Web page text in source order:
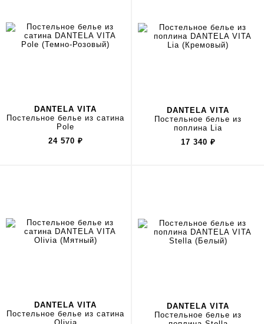
DANTELA VITA
Постельное белье из сатина
Pole
24 570 ₽
DANTELA VITA
Постельное белье из
поплина Lia
17 340 ₽
DANTELA VITA
Постельное белье из сатина
DANTELA VITA
Постельное белье из